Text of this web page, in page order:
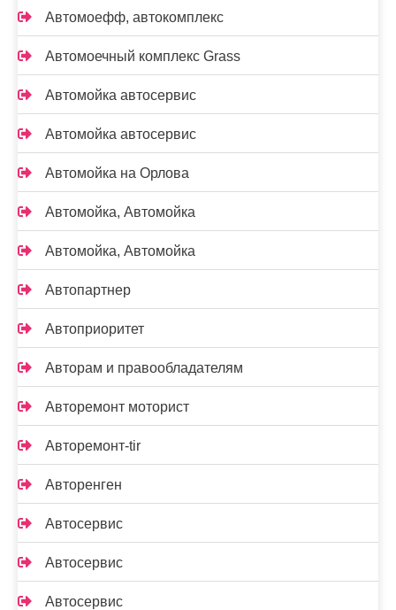
Автомоефф, автокомплекс
Автомоечный комплекс Grass
Автомойка автосервис
Автомойка автосервис
Автомойка на Орлова
Автомойка, Автомойка
Автомойка, Автомойка
Автопартнер
Автоприоритет
Авторам и правообладателям
Авторемонт моторист
Авторемонт-tir
Авторенген
Автосервис
Автосервис
Автосервис